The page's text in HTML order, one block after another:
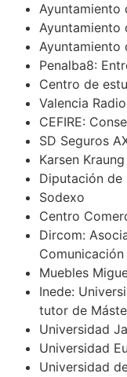
Ayuntamiento
Ayuntamiento
Ayuntamiento
Penalba8:
Centro de
Valencia
CEFIRE:
SD Seguros
Karsen Kraung
Diputación de
Sodexo
Centro
Dircom:
Comunicación
Muebles
Inede:
tutor de
Universidad
Universidad
Universidad